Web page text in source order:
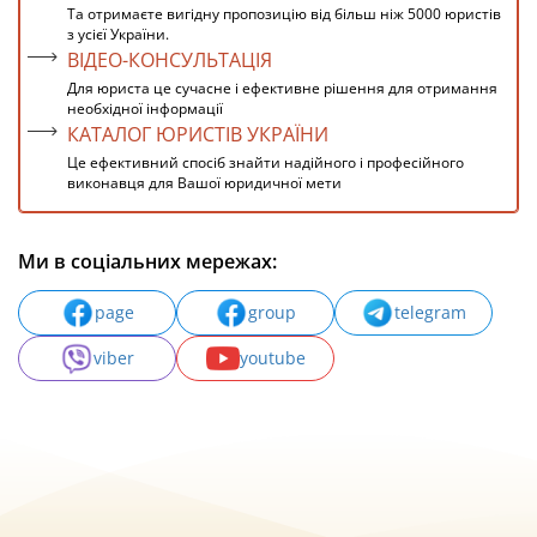
Та отримаєте вигідну пропозицію від більш ніж 5000 юристів
з усієї України.
ВІДЕО-КОНСУЛЬТАЦІЯ
Для юриста це сучасне і ефективне рішення для отримання
необхідної інформації
КАТАЛОГ ЮРИСТІВ УКРАЇНИ
Це ефективний спосіб знайти надійного і професійного
виконавця для Вашої юридичної мети
Ми в соціальних мережах:
page group
telegram
viber
youtube